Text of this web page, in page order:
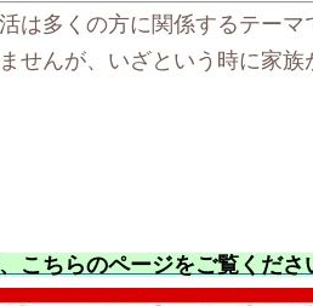
は多くの方に関係するテーマ
せんが、いざという時に家族
こちらのページをご覧くださ